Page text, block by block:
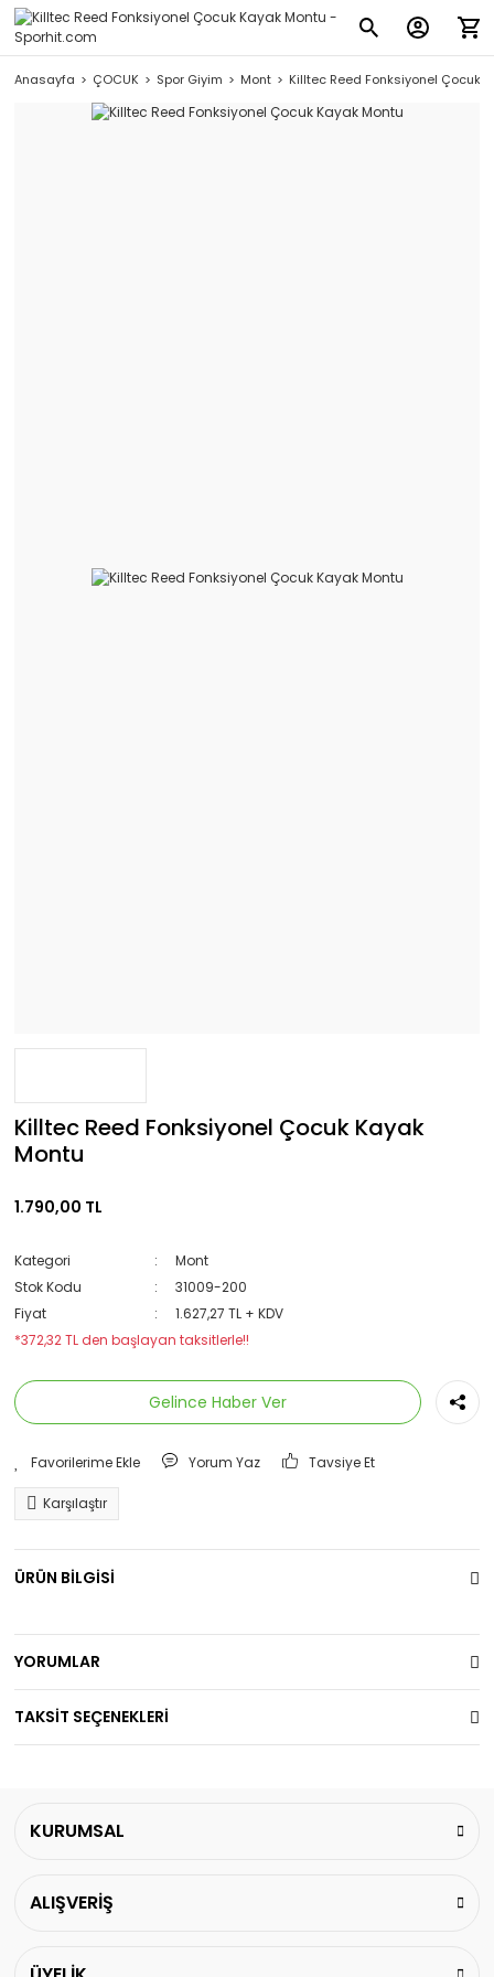
Anasayfa ÇOCUK Spor Giyim Mont Killtec Reed Fonksiyonel Çocuk
Killtec Reed Fonksiyonel Çocuk Kayak
Montu
1.790,00 TL
Kategori
Mont
Stok Kodu
31009-200
Fiyat
1.627,27 TL + KDV
*372,32 TL den başlayan taksitlerle!!
Gelince Haber Ver
Yorum Yaz Tavsiye Et
Karşılaştır
ÜRÜN BİLGİSİ
YORUMLAR
TAKSİT SEÇENEKLERİ
KURUMSAL
ALIŞVERİŞ